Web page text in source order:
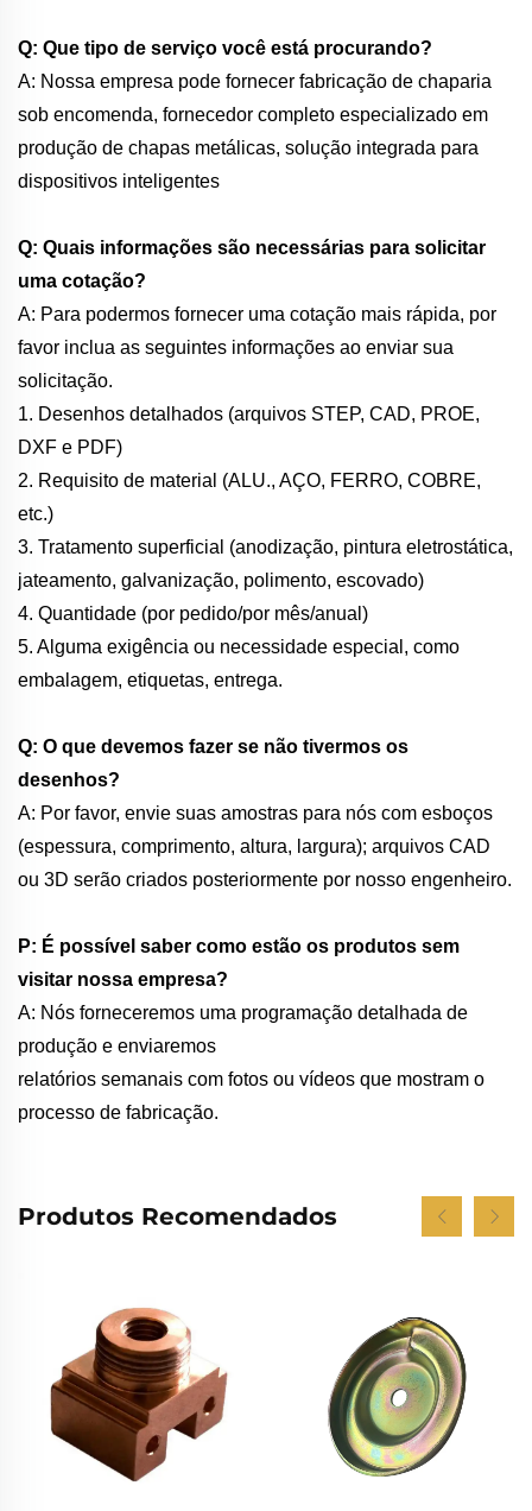
Q: Que tipo de serviço você está procurando?
A: Nossa empresa pode fornecer fabricação de chaparia
sob encomenda, fornecedor completo especializado em
produção de chapas metálicas, solução integrada para
dispositivos inteligentes
Q: Quais informações são necessárias para solicitar
uma cotação?
A: Para podermos fornecer uma cotação mais rápida, por
favor inclua as seguintes informações ao enviar sua
solicitação.
1. Desenhos detalhados (arquivos STEP, CAD, PROE,
DXF e PDF)
2. Requisito de material (ALU., AÇO, FERRO, COBRE,
etc.)
3. Tratamento superficial (anodização, pintura eletrostática,
jateamento, galvanização, polimento, escovado)
4. Quantidade (por pedido/por mês/anual)
5. Alguma exigência ou necessidade especial, como
embalagem, etiquetas, entrega.
Q: O que devemos fazer se não tivermos os
desenhos?
A: Por favor, envie suas amostras para nós com esboços
(espessura, comprimento, altura, largura); arquivos CAD
ou 3D serão criados posteriormente por nosso engenheiro.
P: É possível saber como estão os produtos sem
visitar nossa empresa?
A: Nós forneceremos uma programação detalhada de
produção e enviaremos
relatórios semanais com fotos ou vídeos que mostram o
processo de fabricação.
Produtos Recomendados